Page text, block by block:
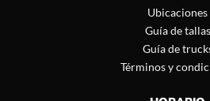
Ubicaciones
Guía de tallas
Guía de
Términos y